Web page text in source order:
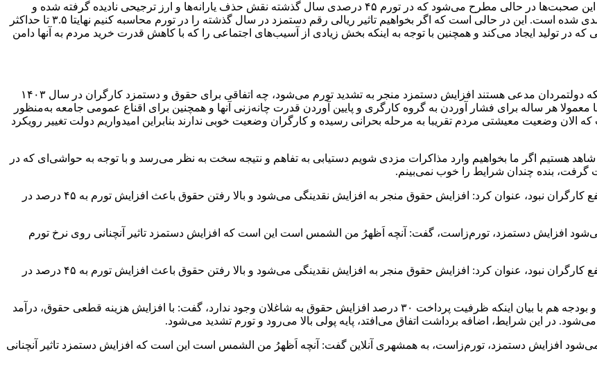
خدایی با انتقاد از بی‌توجهی به عوامل مهم بروز تورم در اقتصاد ایران گفت: این صحبت‌ها در حالی مطرح می‌شود که در تورم ۴۵ درصدی سال گذشته نقش حذف یارانه‌ها و ارز ترجیحی نادیده گرفته شده و
عنوان می‌شود افزایش ۵۷ درصدی دستمزد کارگران منجر به تورم ۴۵ درصدی شده است. این در حالی است که اگر بخواهیم تاثیر ریالی رقم دستمزد در سال گذشته را در تورم محاسبه کنیم نهایتا ۳.۵ تا حداکثر
در تولید ایجاد می‌کند و همچنین با توجه به اینکه بخش زیادی از آسیب‌های اجتماعی را که با کاهش قدرت خرید مردم به آنها دامن
نماینده کارگران در شورای عالی کار در پاسخ به این سوال که با توجه به اینکه دولتمردان مدعی هستند افزایش دستمزد منجر به تشدید تورم می‌شود، چه اتفاقی برای حقوق و دستمزد کارگران در سال ۱۴۰۳
معمولا هر ساله برای فشار آوردن به گروه کارگری و پایین آوردن قدرت چانه‌زنی آنها و همچنین برای اقناع عمومی جامعه به‌منظور
الان وضعیت معیشتی مردم تقریبا به مرحله بحرانی رسیده و کارگران وضعیت خوبی ندارند بنابراین امیدواریم دولت تغییر رویکرد
شاهد هستیم اگر ما بخواهیم وارد مذاکرات مزدی شویم دستیابی به تفاهم و نتیجه سخت به نظر می‌رسد و با توجه به حواشی‌ای که در
گرفت، بنده چندان شرایط را خوب نمی‌بینم.
صولت مرتضوی وزیر کار اخیرا با بیان اینکه افزایش ۵۷ درصدی حقوق به نفع کارگران نبود، عنوان کرد: افزایش حقوق منجر به افزایش نقدینگی می‌شود و بالا رفتن حقوق باعث افزایش تورم به ۴۵ درصد در
افزایش دستمزد، تورم‌زاست، گفت: آنچه اَظهرُ من الشمس است این است که افزایش دستمزد تاثیر آنچنانی روی نرخ تورم
صولت مرتضوی وزیر کار اخیرا با بیان اینکه افزایش ۵۷ درصدی حقوق به نفع کارگران نبود، عنوان کرد: افزایش حقوق منجر به افزایش نقدینگی می‌شود و بالا رفتن حقوق باعث افزایش تورم به ۴۵ درصد در
همراستا با صحبت‌های وزیر کار، امروز داوود منظور رئیس سازمان برنامه و بودجه هم با بیان اینکه ظرفیت پرداخت ۳۰ درصد افزایش حقوق به شاغلان وجود ندارد، گفت: با افزایش هزینه قطعی حقوق، درآمد
در این شرایط، اضافه برداشت اتفاق می‌افتد، پایه پولی بالا می‌رود و تورم تشدید می‌شود.
افزایش دستمزد، تورم‌زاست، به همشهری آنلاین گفت: آنچه اَظهرُ من الشمس است این است که افزایش دستمزد تاثیر آنچنانی